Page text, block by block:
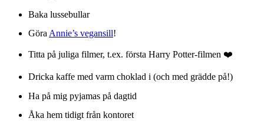
Baka lussebullar
Göra Annie’s vegansill!
Titta på juliga filmer, t.ex. första Harry Potter-filmen ❤️
Dricka kaffe med varm choklad i (och med grädde på!)
Ha på mig pyjamas på dagtid
Åka hem tidigt från kontoret